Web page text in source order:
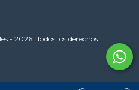
- 2026. Todos los derechos